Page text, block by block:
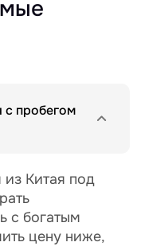
с пробегом
Китая под
с богатым
цену ниже,